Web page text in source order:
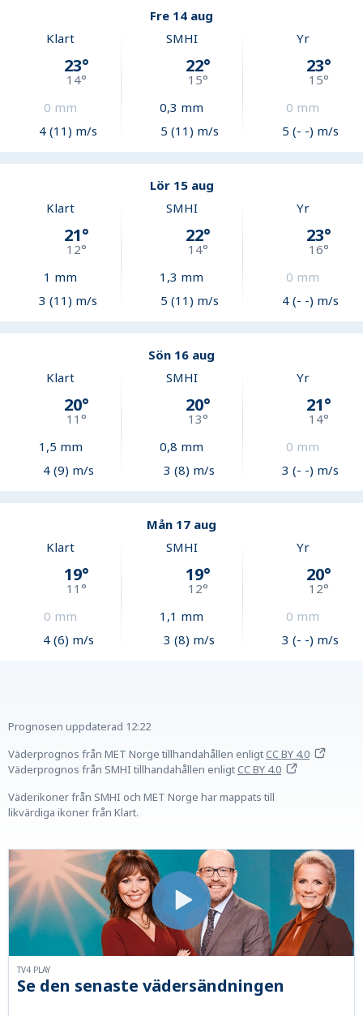
Fre 14 aug
Klart
23°
14°
0 mm
4 (11) m/s
SMHI
22°
15°
0,3 mm
5 (11) m/s
Yr
23°
15°
0 mm
5 (- -) m/s
Lör 15 aug
Klart
21°
12°
1 mm
3 (11) m/s
SMHI
22°
14°
1,3 mm
5 (11) m/s
Yr
23°
16°
0 mm
4 (- -) m/s
Sön 16 aug
Klart
20°
11°
1,5 mm
4 (9) m/s
SMHI
20°
13°
0,8 mm
3 (8) m/s
Yr
21°
14°
0 mm
3 (- -) m/s
Mån 17 aug
Klart
19°
11°
0 mm
4 (6) m/s
SMHI
19°
12°
1,1 mm
3 (8) m/s
Yr
20°
12°
0 mm
3 (- -) m/s
Prognosen uppdaterad 12:22
Väderprognos från MET Norge tillhandahållen enligtCC BY 4.0
Väderprognos från SMHI tillhandahållen enligtCC BY 4.0
Väderikoner från SMHI och MET Norge har mappats till
likvärdiga ikoner från Klart.
Se den senaste vädersändningen
TV4 PLAY